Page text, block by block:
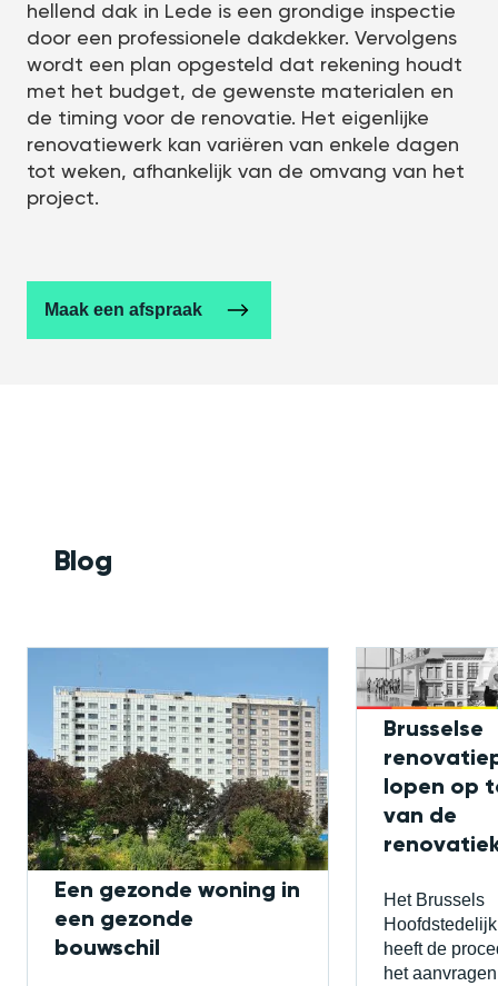
hellend dak in Lede is een grondige inspectie
door een professionele dakdekker. Vervolgens
wordt een plan opgesteld dat rekening houdt
met het budget, de gewenste materialen en
de timing voor de renovatie. Het eigenlijke
renovatiewerk kan variëren van enkele dagen
tot weken, afhankelijk van de omvang van het
project.
Maak een afspraak
Blog
Een gezonde woning in
een gezonde
bouwschil
Brusselse
lopen op
van de
Het Brussels
heeft de
het